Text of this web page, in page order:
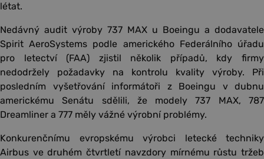
létat.
Nedávný audit výroby 737 MAX u Boeingu a dodavatele
Spirit AeroSystems podle amerického Federálního úřadu
pro letectví (FAA) zjistil několik případů, kdy firmy
nedodržely požadavky na kontrolu kvality výroby. Při
posledním vyšetřování informátoři z Boeingu v dubnu
americkému Senátu sdělili, že modely 737 MAX, 787
Dreamliner a 777 měly vážné výrobní problémy.
Konkurenčnímu evropskému výrobci letecké techniky
Airbus ve druhém čtvrtletí navzdory mírnému růstu tržeb